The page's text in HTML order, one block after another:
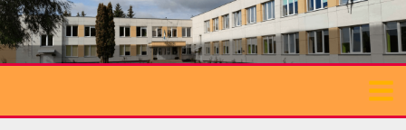
Pereiti
prie
turinio